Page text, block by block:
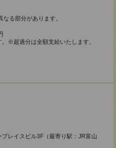
る部分があります。
※超過分は全額支給いたします。
レイスビル3F（最寄り駅：JR富山